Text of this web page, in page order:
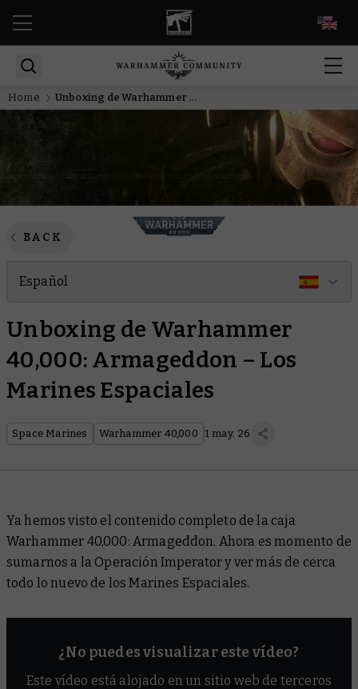
Home Unboxing de Warhammer 40,000: Armageddon – Los Marines Espaciales
BACK
Español
Unboxing de Warhammer
40,000: Armageddon – Los
Marines Espaciales
Space Marines Warhammer 40,000 1 may. 26
Ya hemos visto el contenido completo de la caja
Warhammer 40,000: Armageddon. Ahora es momento de
sumarnos a la Operación Imperator y ver más de cerca
todo lo nuevo de los Marines Espaciales.
¿No puedes visualizar este vídeo?
Este vídeo está alojado en un sitio web de terceros